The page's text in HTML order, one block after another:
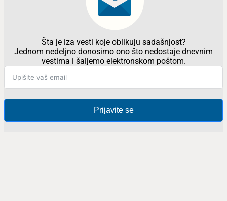
Šta je iza vesti koje oblikuju sadašnjost?
Jednom nedeljno donosimo ono što nedostaje dnevnim
vestima i šaljemo elektronskom poštom.
Prijavite se